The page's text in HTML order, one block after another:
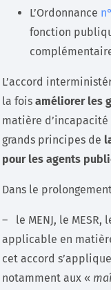
L’Ordonnance
fonction
L’accord
la fois améliorer les
matière
grands principes de
pour les agents
Dans le
– le MENJ, le MESR,
applicable en
cet accord
notamment aux «